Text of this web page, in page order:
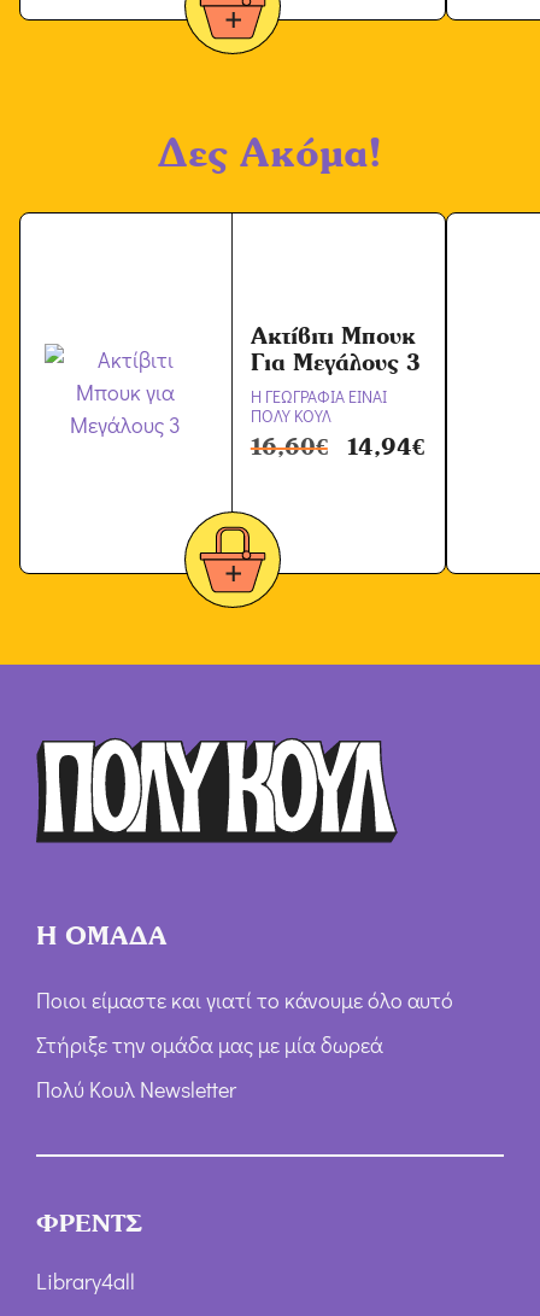
Δες Ακόμα!
Ακτίβιτι Μπουκ
Για Μεγάλους 3
Η ΓΕΩΓΡΑΦΙΑ ΕΙΝΑΙ
ΠΟΛΥ ΚΟΥΛ
16,60€ 14,94€
Η ΟΜΑΔΑ
Ποιοι είμαστε και γιατί το κάνουμε όλο αυτό
Στήριξε την ομάδα μας με μία δωρεά
Πολύ Κουλ Newsletter
ΦΡΕΝΤΣ
Library4all